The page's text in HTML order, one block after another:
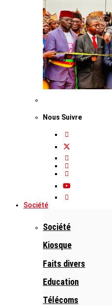
Nous Suivre
Société
Société
Kiosque
Faits divers
Education
Télécoms